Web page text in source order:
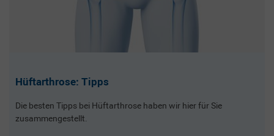
Hüftarthrose: Tipps
Die besten Tipps bei Hüftarthrose haben wir hier für Sie
zusammengestellt.